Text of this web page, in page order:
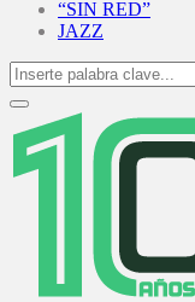
“SIN RED”
JAZZ
Search
for:
Primary
Menu